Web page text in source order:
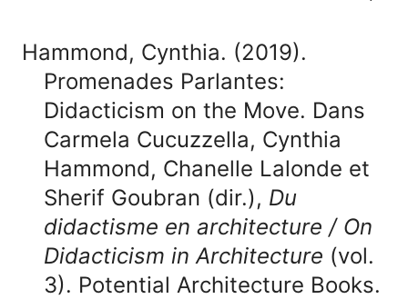
Hammond, Cynthia. (2019).
Promenades Parlantes:
Didacticism on the Move. Dans
Carmela Cucuzzella, Cynthia
Hammond, Chanelle Lalonde et
Sherif Goubran (dir.), Du
didactisme en architecture / On
Didacticism in Architecture (vol.
3). Potential Architecture Books.